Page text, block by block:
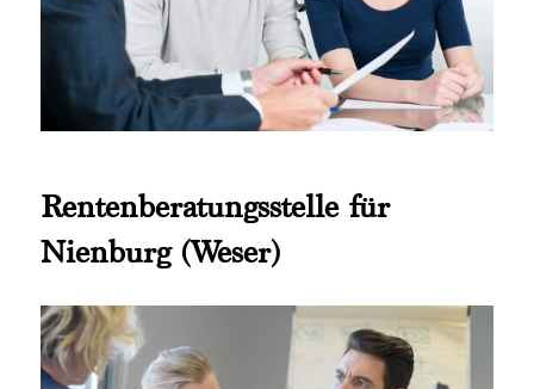
Rentenberatungsstelle für
Nienburg (Weser)